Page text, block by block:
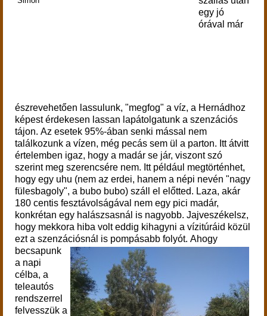
egy jó
órával már
észrevehetően lassulunk, "megfog" a víz, a Hernádhoz
képest érdekesen lassan lapátolgatunk a szenzációs
tájon. Az esetek 95%-ában senki mással nem
találkozunk a vízen, még pecás sem ül a parton. Itt átvitt
értelemben igaz, hogy a madár se jár, viszont szó
szerint meg szerencsére nem. Itt például megtörténhet,
hogy egy uhu (nem az erdei, hanem a népi nevén "nagy
fülesbagoly", a bubo bubo) száll el előtted. Laza, akár
180 centis fesztávolságával nem egy pici madár,
konkrétan egy halászsasnál is nagyobb. Jajveszékelsz,
hogy mekkora hiba volt eddig kihagyni a vízitúráid közül
ezt a szenzációsnál is pompásabb folyót. Ahogy
becsapunk
a napi
célba, a
teleautós
rendszerrel
felvesszük a